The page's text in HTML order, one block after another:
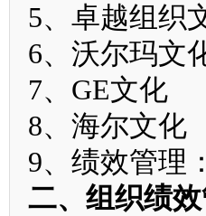
5、卓越组织
6、沃尔玛文
7、GE文化
8、海尔文化
9、绩效管理
二、组织绩